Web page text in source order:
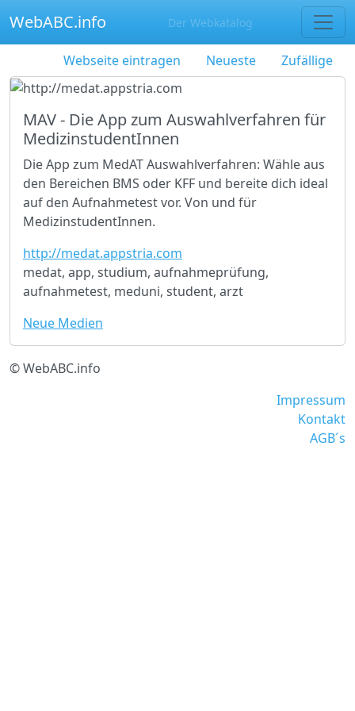
WebABC.info Der Webkatalog
Webseite eintragen Neueste Zufällige
MAV - Die App zum Auswahlverfahren für
MedizinstudentInnen
Die App zum MedAT Auswahlverfahren: Wähle aus
den Bereichen BMS oder KFF und bereite dich ideal
auf den Aufnahmetest vor. Von und für
MedizinstudentInnen.
http://medat.appstria.com
medat, app, studium, aufnahmeprüfung,
aufnahmetest, meduni, student, arzt
Neue Medien
© WebABC.info
Impressum
Kontakt
AGB´s